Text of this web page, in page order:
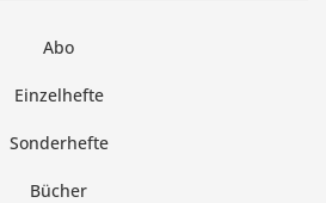
Abo
Einzelhefte
Sonderhefte
Bücher